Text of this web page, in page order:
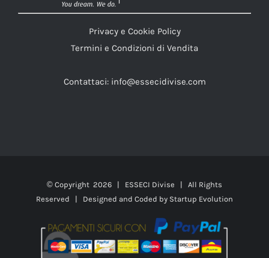
Privacy e Cookie Policy
Termini e Condizioni di Vendita
Contattaci: info@essecidivise.com
© Copyright 2026 | ESSECI Divise | All Rights
Reserved | Designed and Coded by Startup Evolution